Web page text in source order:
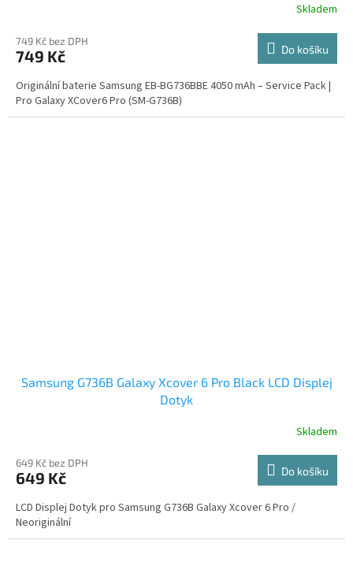
Skladem
749 Kč bez DPH
749 Kč Do košíku
Originální baterie Samsung EB-BG736BBE 4050 mAh – Service Pack |
Pro Galaxy XCover6 Pro (SM-G736B)
Samsung G736B Galaxy Xcover 6 Pro Black LCD Displej
Dotyk
Skladem
649 Kč bez DPH
649 Kč Do košíku
LCD Displej Dotyk pro Samsung G736B Galaxy Xcover 6 Pro /
Neoriginální